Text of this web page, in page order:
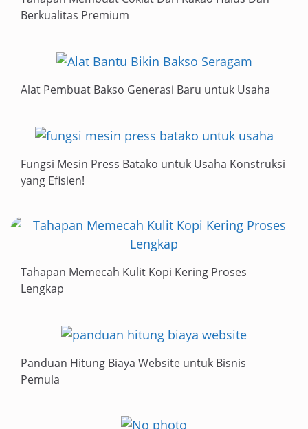
Berkualitas Premium
Alat Pembuat Bakso Generasi Baru untuk Usaha
Fungsi Mesin Press Batako untuk Usaha Konstruksi
yang Efisien!
Tahapan Memecah Kulit Kopi Kering Proses
Lengkap
Panduan Hitung Biaya Website untuk Bisnis
Pemula